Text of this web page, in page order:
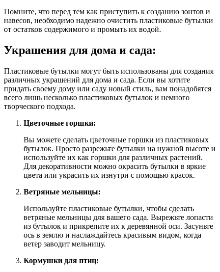
Помните, что перед тем как приступить к созданию зонтов и
навесов, необходимо надежно очистить пластиковые бутылки
от остатков содержимого и промыть их водой.
Украшения для дома и сада:
Пластиковые бутылки могут быть использованы для создания
различных украшений для дома и сада. Если вы хотите
придать своему дому или саду новый стиль, вам понадобятся
всего лишь несколько пластиковых бутылок и немного
творческого подхода.
Цветочные горшки:
Вы можете сделать цветочные горшки из пластиковых
бутылок. Просто разрежьте бутылки на нужной высоте и
используйте их как горшки для различных растений.
Для декоративности можно окрасить бутылки в яркие
цвета или украсить их изнутри с помощью красок.
Ветряные мельницы:
Используйте пластиковые бутылки, чтобы сделать
ветряные мельницы для вашего сада. Вырежьте лопасти
из бутылок и прикрепите их к деревянной оси. Засуньте
ось в землю и наслаждайтесь красивым видом, когда
ветер заводит мельницу.
Кормушки для птиц: